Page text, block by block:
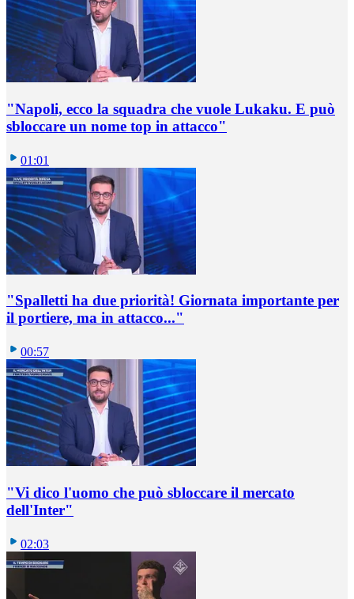
"Napoli, ecco la squadra che vuole Lukaku. E può
sbloccare un nome top in attacco"
01:01
"Spalletti ha due priorità! Giornata importante per
il portiere, ma in attacco..."
00:57
"Vi dico l'uomo che può sbloccare il mercato
dell'Inter"
02:03